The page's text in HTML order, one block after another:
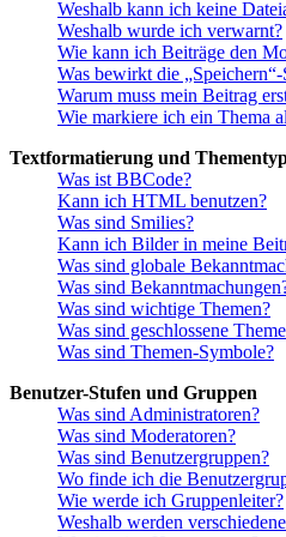
Weshalb kann ich keine
Weshalb wurde ich verwarnt?
Wie kann ich Beiträge den
Was bewirkt die
Warum muss mein Beitrag
Wie markiere ich ein Thema
Textformatierung und
Was ist BBCode?
Kann ich HTML benutzen?
Was sind Smilies?
Kann ich Bilder in meine
Was sind globale
Was sind
Was sind wichtige Themen?
Was sind geschlossene
Was sind Themen-Symbole?
Benutzer-Stufen und Gruppen
Was sind Administratoren?
Was sind Moderatoren?
Was sind Benutzergruppen?
Wo finde ich die
Wie werde ich Gruppenleiter?
Weshalb werden